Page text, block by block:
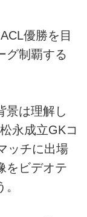
優勝を目
グ制覇する
景は理解し
永成立GKコ
ッチに出場
をビデオテ